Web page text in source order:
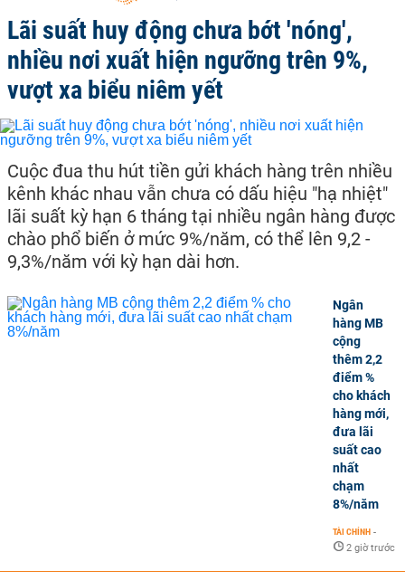
Lãi suất huy động chưa bớt 'nóng',
nhiều nơi xuất hiện ngưỡng trên 9%,
vượt xa biểu niêm yết
Cuộc đua thu hút tiền gửi khách hàng trên nhiều
kênh khác nhau vẫn chưa có dấu hiệu "hạ nhiệt"
lãi suất kỳ hạn 6 tháng tại nhiều ngân hàng được
chào phổ biến ở mức 9%/năm, có thể lên 9,2 -
9,3%/năm với kỳ hạn dài hơn.
Ngân
hàng MB
cộng
thêm 2,2
điểm %
cho khách
hàng mới,
đưa lãi
suất cao
nhất
chạm
8%/năm
TÀI CHÍNH -
2 giờ trước